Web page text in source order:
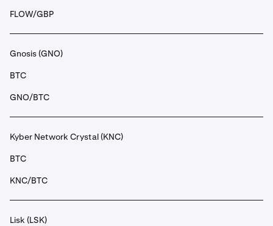
FLOW/GBP
Gnosis (GNO)
BTC
GNO/BTC
Kyber Network Crystal (KNC)
BTC
KNC/BTC
Lisk (LSK)